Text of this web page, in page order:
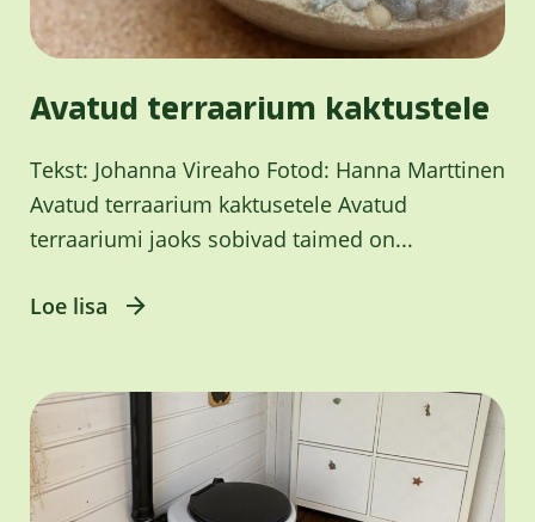
Avatud terraarium kaktustele
Tekst: Johanna Vireaho Fotod: Hanna Marttinen
Avatud terraarium kaktusetele Avatud
terraariumi jaoks sobivad taimed on...
Loe lisa